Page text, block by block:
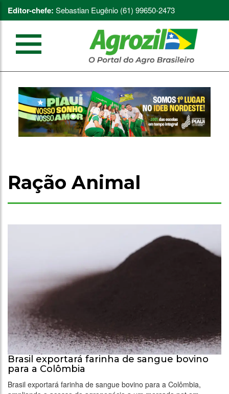
Editor-chefe: Sebastian Eugênio (61) 99650-2473
Ração Animal
Brasil exportará farinha de sangue bovino
para a Colômbia
Brasil exportará farinha de sangue bovino para a Colômbia,